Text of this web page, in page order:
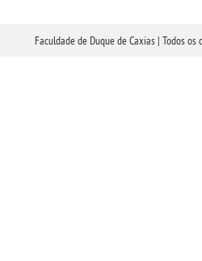
Faculdade de Duque de Caxias | Todos